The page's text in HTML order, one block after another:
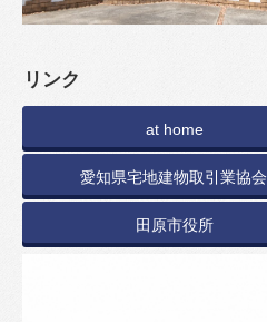
リンク
at home
愛知県宅地建物取引業協会
田原市役所